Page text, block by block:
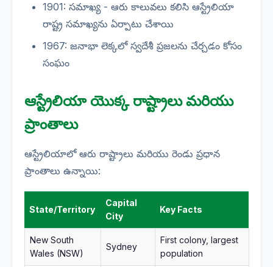
1901: సమాఖ్య - ఆరు కాలువలు కలిసి ఆస్ట్రేలియా
రాష్ట్ర సమాఖ్యను ఏర్పాటు చేశాయి
1967: జనాభా లెక్కలో స్వదేశీ ప్రజలను చేర్చడం కోసం
సంఘం
ఆస్ట్రేలియా యొక్క రాష్ట్రాలు మరియు
ప్రాంతాలు
ఆస్ట్రేలియాలో ఆరు రాష్ట్రాలు మరియు రెండు ప్రధాన
ప్రాంతాలు ఉన్నాయి:
State/Territory
Capital
City
Key Facts
New South
Wales (NSW)
Sydney
First colony, largest
population